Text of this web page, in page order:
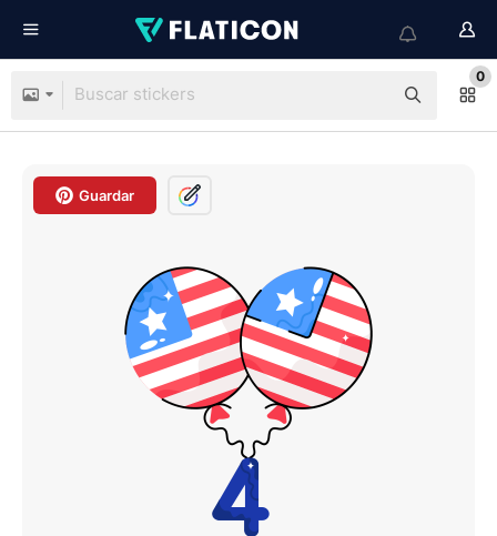
0
Guardar